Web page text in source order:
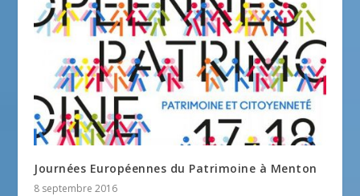
Journées Européennes du Patrimoine à Menton
8 septembre 2016